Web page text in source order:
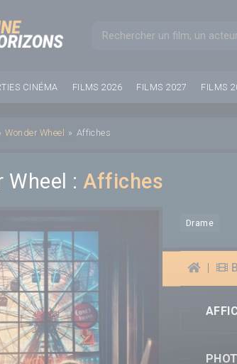
Formulaire de
CINÉMA FILMS 2026 FILMS 2027 FILMS
Wonder Wheel » Affiches
Wheel :Affiches
Drame